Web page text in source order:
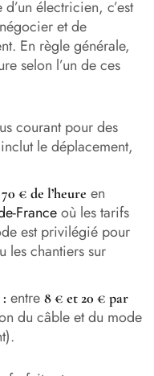
électricien, c’est
et de
En règle générale,
selon l’un de ces
courant pour des
le déplacement,
€ de l’heure en
Franceoù les tarifs
est privilégié pour
les chantiers sur
entre 8 € et 20 € par
du câble et du mode